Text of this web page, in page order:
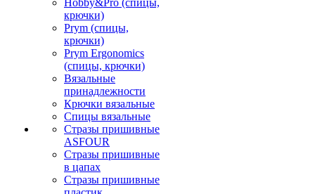
Hobby&Pro (спицы,
крючки)
Prym (спицы,
крючки)
Prym Ergonomics
(спицы, крючки)
Вязальные
принадлежности
Крючки вязальные
Спицы вязальные
Стразы пришивные
ASFOUR
Стразы пришивные
в цапах
Стразы пришивные